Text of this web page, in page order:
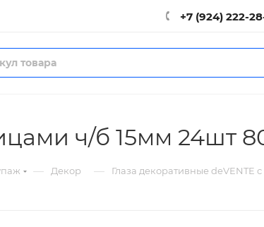
+7 (924) 222-
ч/б 15мм 24шт
— Декор — Глаза декоративные deVENTE